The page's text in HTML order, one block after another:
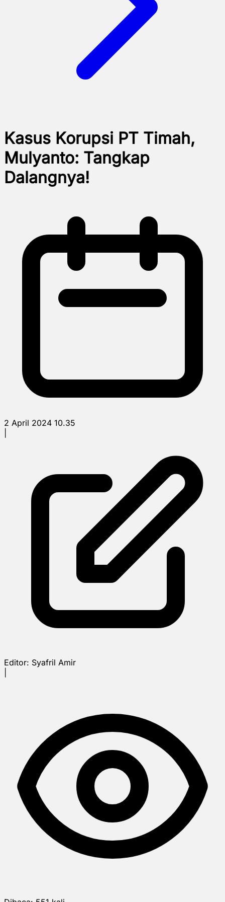
Kasus Korupsi PT Timah,
Mulyanto: Tangkap
Dalangnya!
2 April 2024 10.35
Editor: Syafril Amir